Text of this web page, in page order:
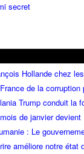
secret
Hollande chez
de la
Trump conduit la
de janvier
: Le
améliore notre état